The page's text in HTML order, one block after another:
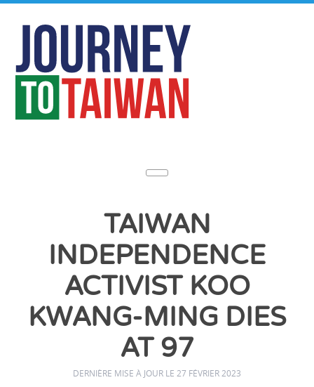
TAIWAN
INDEPENDENCE
ACTIVIST KOO
KWANG-MING DIES
AT 97
DERNIÈRE MISE À JOUR LE 27 FÉVRIER 2023